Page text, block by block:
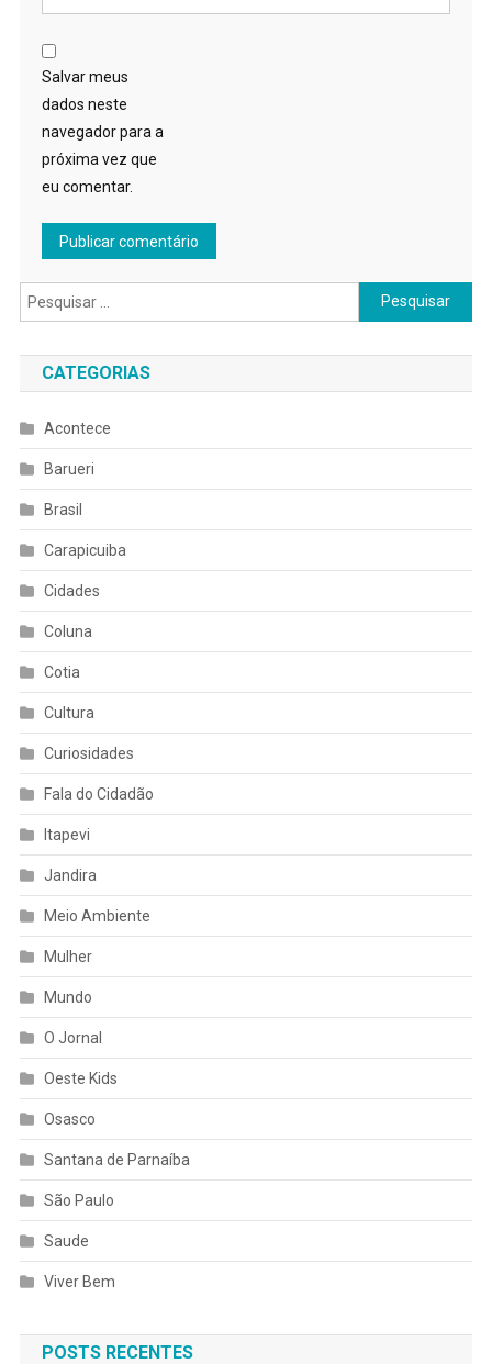
Salvar meus
dados neste
navegador para a
próxima vez que
eu comentar.
Pesquisar
por:
CATEGORIAS
Acontece
Barueri
Brasil
Carapicuiba
Cidades
Coluna
Cotia
Cultura
Curiosidades
Fala do Cidadão
Itapevi
Jandira
Meio Ambiente
Mulher
Mundo
O Jornal
Oeste Kids
Osasco
Santana de Parnaíba
São Paulo
Saude
Viver Bem
POSTS RECENTES